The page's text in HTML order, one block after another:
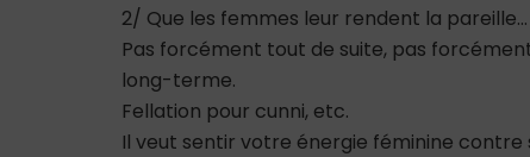
2/ Que les femmes leur rendent la pareille…
Pas forcément tout de suite, pas
long-terme.
Fellation pour cunni, etc.
Il veut sentir votre énergie féminine contre